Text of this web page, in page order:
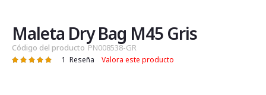
de
la
galería
de
Maleta Dry Bag M45 Gris
Código del producto PN008538-GR
Valoración: 1 Reseña Valora este producto